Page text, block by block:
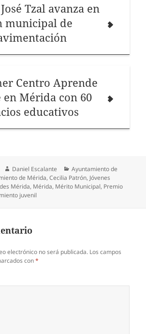
Tzal avanza en
municipal de
Centro Aprende
en Mérida con 60
educativos
Autor
Daniel Escalante Categorías
Ayuntamiento de
de Mérida,Cecilia Patrón, Jóvenes
Mérida, Mérida, Mérito Municipal, Premio
juvenil
electrónico no será publicada. Los campos
con*